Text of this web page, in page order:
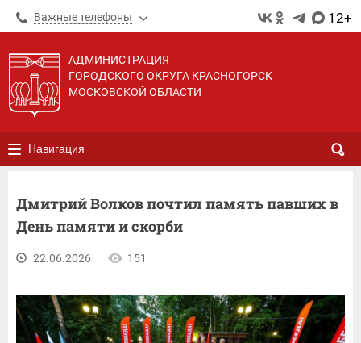
Важные телефоны 12+
АДМИНИСТРАЦИЯ
ГОРОДСКОГО ОКРУГА КРАСНОГОРСК
МОСКОВСКОЙ ОБЛАСТИ
Навигация
Дмитрий Волков почтил память павших в
День памяти и скорби
22.06.2026 151